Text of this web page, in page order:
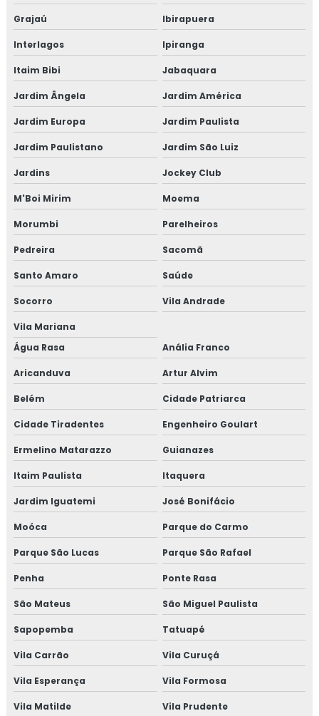
Grajaú Ibirapuera
Interlagos Ipiranga
Itaim Bibi Jabaquara
Jardim Ângela Jardim América
Jardim Europa Jardim Paulista
Jardim Paulistano Jardim São Luiz
Jardins Jockey Club
M'Boi Mirim Moema
Morumbi Parelheiros
Pedreira Sacomã
Santo Amaro Saúde
Socorro Vila Andrade
Vila Mariana
Água Rasa
Anália Franco
Aricanduva Artur Alvim
Belém Cidade Patriarca
Cidade Tiradentes Engenheiro Goulart
Ermelino Matarazzo Guianazes
Itaim Paulista Itaquera
Jardim Iguatemi José Bonifácio
Moóca Parque do Carmo
Parque São Lucas Parque São Rafael
Penha Ponte Rasa
São Mateus São Miguel Paulista
Sapopemba Tatuapé
Vila Carrão Vila Curuçá
Vila Esperança Vila Formosa
Vila Matilde
Vila Prudente